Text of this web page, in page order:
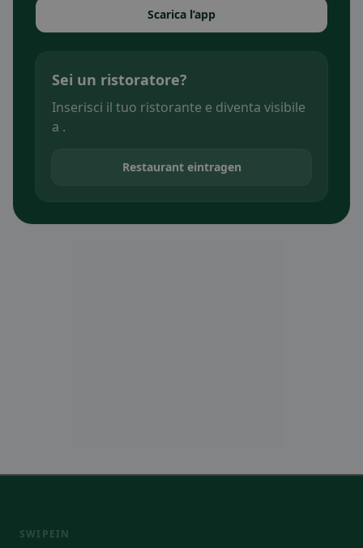
Scarica l’app
Sei un ristoratore?
Inserisci il tuo ristorante e diventa visibile
a .
Restaurant eintragen
SWIPEIN